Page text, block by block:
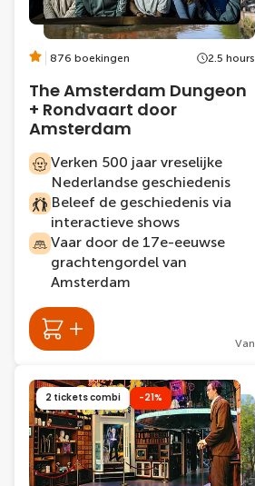
876 boekingen 2.5 hours
The Amsterdam Dungeon
+ Rondvaart door
Amsterdam
Verken 500 jaar vreselijke
Nederlandse geschiedenis
Beleef de geschiedenis via
interactieve shows
Vaar door de 17e-eeuwse
grachtengordel van
Amsterdam
Van
2 tickets combi -21%